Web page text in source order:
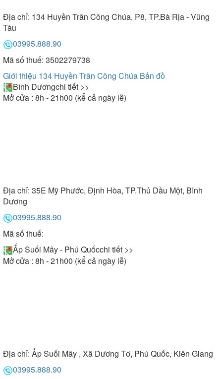
Địa chỉ: 134 Huyền Trân Công Chúa, P8, TP.Bà Rịa - Vũng
Tàu
03995.888.90
Mã số thuế: 3502279738
Giới thiệu 134 Huyền Trân Công Chúa Bản đồ
Bình Dươngchi tiết >>
Mở cửa : 8h - 21h00 (kể cả ngày lễ)
Địa chỉ: 35E Mỹ Phước, Định Hòa, TP.Thủ Dầu Một, Bình
Dương
03995.888.90
Mã số thuế:
Ấp Suối Mây - Phú Quốcchi tiết >>
Mở cửa : 8h - 21h00 (kể cả ngày lễ)
Địa chỉ: Ấp Suối Mây , Xã Dương Tơ, Phú Quốc, Kiên Giang
03995.888.90